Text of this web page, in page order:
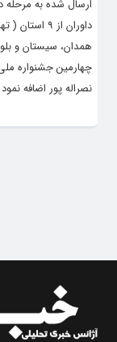
داوران از
همدان، سیستان و
چهارمین جشنواره
نصراله پور اضافه